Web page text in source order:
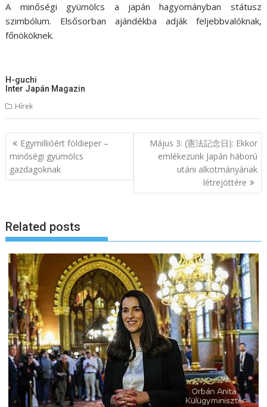
A minőségi gyümölcs a japán hagyományban státusz
szimbólum. Elsősorban ajándékba adják feljebbvalóknak,
főnököknek.
H-guchi
Inter Japán Magazin
Hírek
B
e
y
z
é
s
n
a
v
i
g
á
i
Egymillióért földieper –
minőségi gyümölcs
gazdagoknak
Május 3: (憲法記念日): Ekkor
emlékezünk Japán háború
utáni alkotmányának
létrejöttére
Related posts